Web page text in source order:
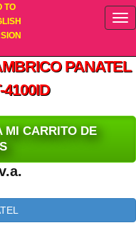
TO
PANATEL
MI CARRITO DE